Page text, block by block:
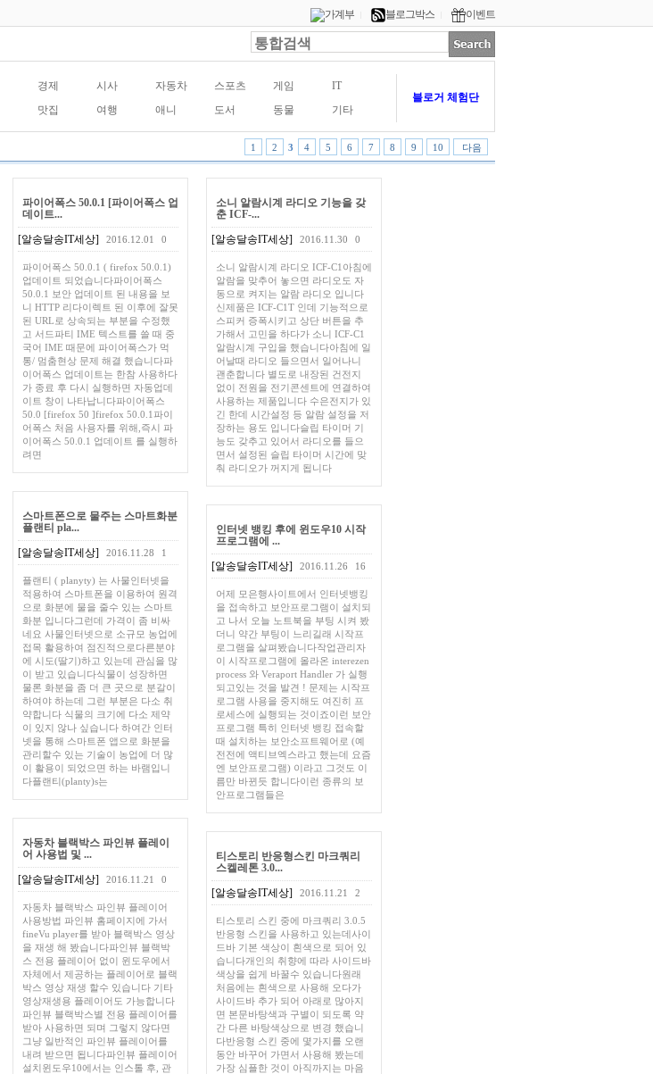
가계부 블로그박스 이벤트
경제 시사 자동차 스포츠 게임
IT
맛집 여행 애니 도서 동물 기타
블로거 체험단
1 2 3 4 5 6 7 8 9 10 다음
파이어폭스 50.0.1 [파이어폭스 업
데이트...
[알송달송IT세상]
2016.12.01 0
파이어폭스 50.0.1 ( firefox 50.0.1)
업데이트 되었습니다파이어폭스
50.0.1 보안 업데이트 된 내용을 보
니 HTTP 리다이렉트 된 이후에 잘못
된 URL로 상속되는 부분을 수정했
고 서드파티 IME 텍스트를 쓸 때 중
국어 IME 때문에 파이어폭스가 먹
통/ 멈춤현상 문제 해결 했습니다파
이어폭스 업데이트는 한참 사용하다
가 종료 후 다시 실행하면 자동업데
이트 창이 나타납니다파이어폭스
50.0 [firefox 50 ]firefox 50.0.1파이
어폭스 처음 사용자를 위해,즉시 파
이어폭스 50.0.1 업데이트 를 실행하
려면
소니 알람시계 라디오 기능을 갖
춘 ICF-...
[알송달송IT세상]
2016.11.30 0
소니 알람시계 라디오 ICF-C1아침에
알람을 맞추어 놓으면 라디오도 자
동으로 켜지는 알람 라디오 입니다
신제품은 ICF-C1T 인데 기능적으로
스피커 증폭시키고 상단 버튼을 추
가해서 고민을 하다가 소니 ICF-C1
알람시계 구입을 했습니다아침에 일
어날때 라디오 들으면서 일어나니
괜춘합니다 별도로 내장된 건전지
없이 전원을 전기콘센트에 연결하여
사용하는 제품입니다 수은전지가 있
긴 한데 시간설정 등 알람 설정을 저
장하는 용도 입니다슬립 타이머 기
능도 갖추고 있어서 라디오를 들으
면서 설정된 슬립 타이머 시간에 맞
춰 라디오가 꺼지게 됩니다
스마트폰으로 물주는 스마트화분
플랜티 pla...
[알송달송IT세상]
2016.11.28 1
플랜티 ( planyty) 는 사물인터넷을
적용하여 스마트폰을 이용하여 원격
으로 화분에 물을 줄수 있는 스마트
화분 입니다그런데 가격이 좀 비싸
네요 사물인터넷으로 소규모 농업에
접목 활용하여 점진적으로다른분야
에 시도(딸기)하고 있는데 관심을 많
이 받고 있습니다식물이 성장하면
물론 화분을 좀 더 큰 곳으로 분갈이
하여야 하는데 그런 부분은 다소 취
약합니다 식물의 크기에 다소 제약
이 있지 않나 싶습니다 하여간 인터
넷을 통해 스마트폰 앱으로 화분을
관리할수 있는 기술이 농업에 더 많
이 활용이 되었으면 하는 바램입니
다플랜티(planty)s는
인터넷 뱅킹 후에 윈도우10 시작
프로그램에 ...
[알송달송IT세상]
2016.11.26 16
어제 모은행사이트에서 인터넷뱅킹
을 접속하고 보안프로그램이 설치되
고 나서 오늘 노트북을 부팅 시켜 봤
더니 약간 부팅이 느리길래 시작프
로그램을 살펴봤습니다작업관리자
이 시작프로그램에 올라온 interezen
process 와 Veraport Handler 가 실행
되고있는 것을 발견 ! 문제는 시작프
로그램 사용을 중지해도 여진히 프
로세스에 실행되는 것이죠이런 보안
프로그램 특히 인터넷 뱅킹 접속할
때 설치하는 보안소프트웨어로 (예
전전에 액티브엑스라고 했는데 요즘
엔 보안프로그램) 이라고 그것도 이
름만 바뀐듯 합니다이런 종류의 보
안프로그램들은
자동차 블랙박스 파인뷰 플레이
어 사용법 및 ...
[알송달송IT세상]
2016.11.21 0
자동차 블랙박스 파인뷰 플레이어
사용방법 파인뷰 홈페이지에 가서
fineVu player를 받아 블랙박스 영상
을 재생 해 봤습니다파인뷰 블랙박
스 전용 플레이어 없이 윈도우에서
자체에서 제공하는 플레이어로 블랙
박스 영상 재생 할수 있습니다 기타
영상재생용 플레이어도 가능합니다
파인뷰 블랙박스별 전용 플레이어를
받아 사용하면 되며 그렇지 않다면
그냥 일반적인 파인뷰 플레이어를
내려 받으면 됩니다파인뷰 플레이어
설치윈도우10에서는 인스톨 후, 관
티스토리 반응형스킨 마크쿼리
스켈레톤 3.0...
[알송달송IT세상]
2016.11.21 2
티스토리 스킨 중에 마크쿼리 3.0.5
반응형 스킨을 사용하고 있는데사이
드바 기본 색상이 흰색으로 되어 있
습니다개인의 취향에 따라 사이드바
색상을 쉽게 바꿀수 있습니다원래
처음에는 흰색으로 사용해 오다가
사이드바 추가 되어 아래로 많아지
면 본문바탕색과 구별이 되도록 약
간 다른 바탕색상으로 변경 했습니
다반응형 스킨 중에 몇가지를 오랜
동안 바꾸어 가면서 사용해 봤는데
가장 심플한 것이 아직까지는 마음